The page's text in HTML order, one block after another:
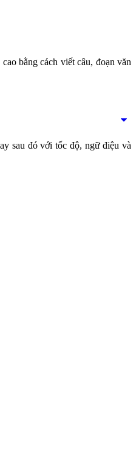
bằng cách viết câu, đoạn văn
sau đó với tốc độ, ngữ điệu và